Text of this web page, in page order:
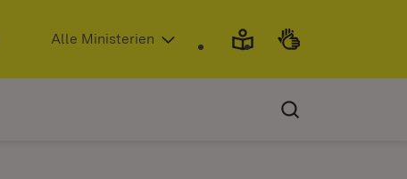
(Öffnet in neuem Fenster)
Alle Ministerien